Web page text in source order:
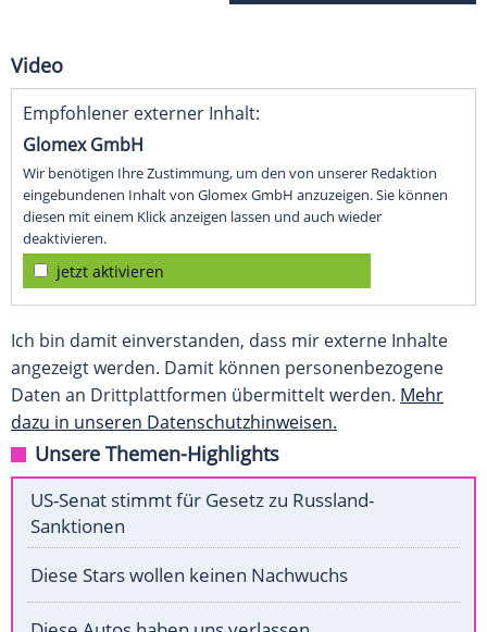
Video
Empfohlener externer Inhalt:
Glomex GmbH
Wir benötigen Ihre Zustimmung, um den von unserer Redaktion
eingebundenen Inhalt von Glomex GmbH anzuzeigen. Sie können
diesen mit einem Klick anzeigen lassen und auch wieder
deaktivieren.
jetzt aktivieren
Ich bin damit einverstanden, dass mir externe Inhalte
angezeigt werden. Damit können personenbezogene
Daten an Drittplattformen übermittelt werden. Mehr
dazu in unseren Datenschutzhinweisen.
Unsere Themen-Highlights
US-Senat stimmt für Gesetz zu Russland-
Sanktionen
Diese Stars wollen keinen Nachwuchs